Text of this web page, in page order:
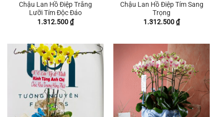
Chậu Lan Hồ Điệp Trắng
Lưỡi Tím Độc Đáo
1.312.500₫
Chậu Lan Hồ Điệp Tím Sang
Trọng
1.312.500₫